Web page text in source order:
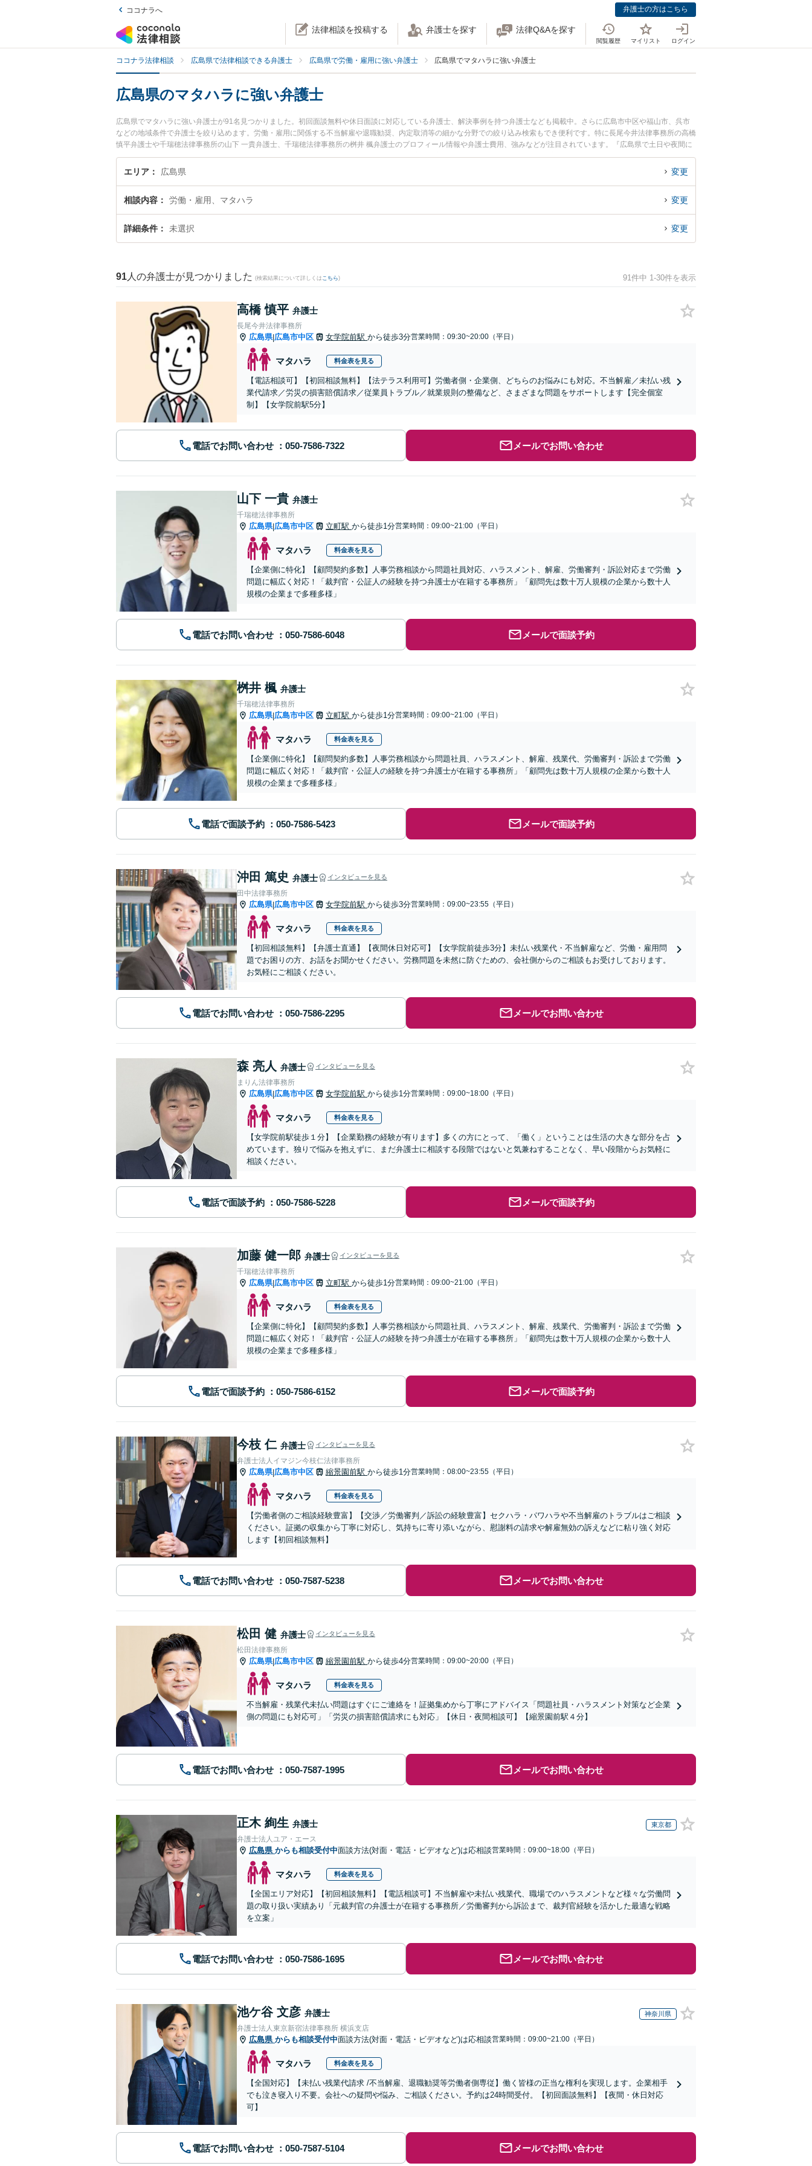
ココナラへ 弁護士の方はこちら
法律相談を投稿する 弁護士を探す 法律Q&Aを探す
閲覧履歴 マイリスト ログイン
ココナラ法律相談 広島県で法律相談できる弁護士 広島県で労働・雇用に強い弁護士 広島県でマタハラに強い弁護士
広島県のマタハラに強い弁護士
広島県でマタハラに強い弁護士が91名見つかりました。初回面談無料や休日面談に対応している弁護士、解決事例を持つ弁護士なども掲載中。さらに広島市中区や福山市、呉市
などの地域条件で弁護士を絞り込めます。労働・雇用に関係する不当解雇や退職勧奨、内定取消等の細かな分野での絞り込み検索もでき便利です。特に長尾今井法律事務所の高橋
慎平弁護士や千瑞穂法律事務所の山下 一貴弁護士、千瑞穂法律事務所の桝井 楓弁護士のプロフィール情報や弁護士費用、強みなどが注目されています。『広島県で土日や夜間に
発生したマタハラのトラブルを今すぐに弁護士に相談したい』『マタハラのトラブル解決の実績豊富な近くの弁護士を検索したい』『初回相談無料でマタハラを法律相談できる広
島県内の弁護士に相談予約したい』などでお困りの相談者さんにおすすめです。
エリア 広島県 変更
相談内容 労働・雇用、マタハラ 変更
詳細条件 未選択 変更
91 人の弁護士が見つかりました (検索結果について詳しくは こちら) 91件中 1-30件を表示
高橋 慎平 弁護士
長尾今井法律事務所
広島県|広島市中区 女学院前駅 から徒歩3分営業時間：09:30~20:00（平日）
マタハラ 料金表を見る
【電話相談可】【初回相談無料】【法テラス利用可】労働者側・企業側、どちらのお悩みにも対応。不当解雇／未払い残
業代請求／労災の損害賠償請求／従業員トラブル／就業規則の整備など、さまざまな問題をサポートします【完全個室
制】【女学院前駅5分】
電話でお問い合わせ メールでお問い合わせ
山下 一貴 弁護士
千瑞穂法律事務所
広島県|広島市中区 立町駅 から徒歩1分営業時間：09:00~21:00（平日）
マタハラ 料金表を見る
【企業側に特化】【顧問契約多数】人事労務相談から問題社員対応、ハラスメント、解雇、労働審判・訴訟対応まで労働
問題に幅広く対応！「裁判官・公証人の経験を持つ弁護士が在籍する事務所」「顧問先は数十万人規模の企業から数十人
規模の企業まで多種多様」
電話でお問い合わせ メールで面談予約
桝井 楓 弁護士
千瑞穂法律事務所
広島県|広島市中区 立町駅 から徒歩1分営業時間：09:00~21:00（平日）
マタハラ 料金表を見る
【企業側に特化】【顧問契約多数】人事労務相談から問題社員、ハラスメント、解雇、残業代、労働審判・訴訟まで労働
問題に幅広く対応！「裁判官・公証人の経験を持つ弁護士が在籍する事務所」「顧問先は数十万人規模の企業から数十人
規模の企業まで多種多様」
電話で面談予約 メールで面談予約
沖田 篤史 弁護士 インタビューを見る
田中法律事務所
広島県|広島市中区 女学院前駅 から徒歩3分営業時間：09:00~23:55（平日）
マタハラ 料金表を見る
【初回相談無料】【弁護士直通】【夜間休日対応可】【女学院前徒歩3分】未払い残業代・不当解雇など、労働・雇用問
題でお困りの方、お話をお聞かせください。労務問題を未然に防ぐための、会社側からのご相談もお受けしております。
お気軽にご相談ください。
電話でお問い合わせ メールでお問い合わせ
森 亮人 弁護士 インタビューを見る
まりん法律事務所
広島県|広島市中区 女学院前駅 から徒歩1分営業時間：09:00~18:00（平日）
マタハラ 料金表を見る
【女学院前駅徒歩１分】【企業勤務の経験が有ります】多くの方にとって、「働く」ということは生活の大きな部分を占
めています。独りで悩みを抱えずに、まだ弁護士に相談する段階ではないと気兼ねすることなく、早い段階からお気軽に
相談ください。
電話で面談予約 メールで面談予約
加藤 健一郎 弁護士 インタビューを見る
千瑞穂法律事務所
広島県|広島市中区 立町駅 から徒歩1分営業時間：09:00~21:00（平日）
マタハラ 料金表を見る
【企業側に特化】【顧問契約多数】人事労務相談から問題社員、ハラスメント、解雇、残業代、労働審判・訴訟まで労働
問題に幅広く対応！「裁判官・公証人の経験を持つ弁護士が在籍する事務所」「顧問先は数十万人規模の企業から数十人
規模の企業まで多種多様」
電話で面談予約 メールで面談予約
今枝 仁 弁護士 インタビューを見る
弁護士法人イマジン今枝仁法律事務所
広島県|広島市中区 縮景園前駅 から徒歩1分営業時間：08:00~23:55（平日）
マタハラ 料金表を見る
【労働者側のご相談経験豊富】【交渉／労働審判／訴訟の経験豊富】セクハラ・パワハラや不当解雇のトラブルはご相談
ください。証拠の収集から丁寧に対応し、気持ちに寄り添いながら、慰謝料の請求や解雇無効の訴えなどに粘り強く対応
します【初回相談無料】
電話でお問い合わせ メールでお問い合わせ
松田 健 弁護士 インタビューを見る
松田法律事務所
広島県|広島市中区 縮景園前駅 から徒歩4分営業時間：09:00~20:00（平日）
マタハラ 料金表を見る
不当解雇・残業代未払い問題はすぐにご連絡を！証拠集めから丁寧にアドバイス「問題社員・ハラスメント対策など企業
側の問題にも対応可」「労災の損害賠償請求にも対応」【休日・夜間相談可】【縮景園前駅４分】
電話でお問い合わせ メールでお問い合わせ
正木 絢生 弁護士 東京都
弁護士法人ユア・エース
広島県 からも相談受付中面談方法(対面・電話・ビデオなど)は応相談営業時間：09:00~18:00（平日）
マタハラ 料金表を見る
【全国エリア対応】【初回相談無料】【電話相談可】不当解雇や未払い残業代、職場でのハラスメントなど様々な労働問
題の取り扱い実績あり「元裁判官の弁護士が在籍する事務所／労働審判から訴訟まで、裁判官経験を活かした最適な戦略
を立案」
電話でお問い合わせ メールでお問い合わせ
池ケ谷 文彦 弁護士 神奈川県
弁護士法人東京新宿法律事務所 横浜支店
広島県 からも相談受付中面談方法(対面・電話・ビデオなど)は応相談営業時間：09:00~21:00（平日）
マタハラ 料金表を見る
【全国対応】【未払い残業代請求 /不当解雇、退職勧奨等労働者側専従】働く皆様の正当な権利を実現します。企業相手
でも泣き寝入り不要。会社への疑問や悩み、ご相談ください。予約は24時間受付。【初回面談無料】【夜間・休日対応
可】
電話でお問い合わせ メールでお問い合わせ